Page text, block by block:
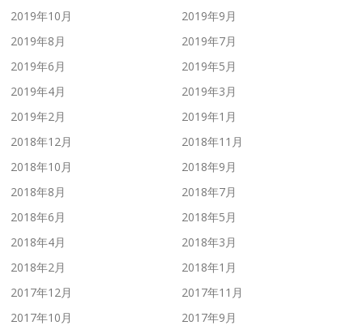
2019年10月
2019年9月
2019年8月
2019年7月
2019年6月
2019年5月
2019年4月
2019年3月
2019年2月
2019年1月
2018年12月
2018年11月
2018年10月
2018年9月
2018年8月
2018年7月
2018年6月
2018年5月
2018年4月
2018年3月
2018年2月
2018年1月
2017年12月
2017年11月
2017年10月
2017年9月